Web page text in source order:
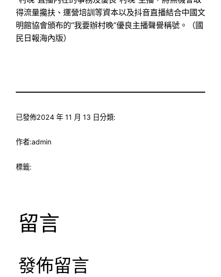
得流量攙扶、運營培訓等資本以及抖音直播結合中國文
明館協會頒布的“我要辦村晚”優良主播聲譽稱號。（國
民日報海內版）
已發佈2024 年 11 月 13 日分類:
作者:admin
標籤:
留言
發佈留言